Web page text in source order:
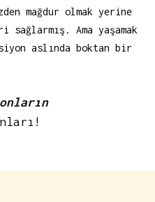
mağdur olmak yerine
Ama yaşamak
aslında boktan bir